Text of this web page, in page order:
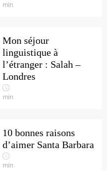
min
Mon séjour
linguistique à
l’étranger : Salah –
Londres
min
10 bonnes raisons
d’aimer Santa Barbara
min